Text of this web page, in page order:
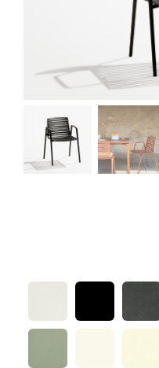
Deck Chairs + voetbanken